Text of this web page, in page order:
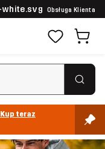
Obsługa Klienta
Kup teraz